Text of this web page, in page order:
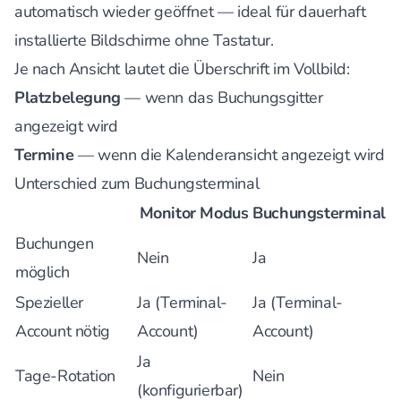
automatisch wieder geöffnet — ideal für dauerhaft
installierte Bildschirme ohne Tastatur.
Je nach Ansicht lautet die Überschrift im Vollbild:
Platzbelegung — wenn das Buchungsgitter
angezeigt wird
Termine — wenn die Kalenderansicht angezeigt wird
Unterschied zum Buchungsterminal
Monitor Modus Buchungsterminal
Buchungen
möglich
Nein Ja
Spezieller
Account nötig
Ja (Terminal-
Account)
Ja (Terminal-
Account)
Tage-Rotation
Ja
(konfigurierbar)
Nein